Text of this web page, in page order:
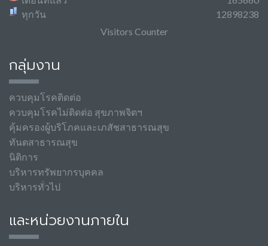
ทุกวัน
12898238
Visitors Counter
กลุ่มงาน
ควบคุมโรคติดต่อ
ควบคุมโรคไม่ติดต่อ สุขภาพจิตฯ
คุ้มครองผู้บริโภคและเภสัชสาธารณสุข
ทันตสาธารณสุข
นิติการ
บริหารทรัพยากรบุคคล
บริหารทั่วไป
และหน่วยงานภายใน